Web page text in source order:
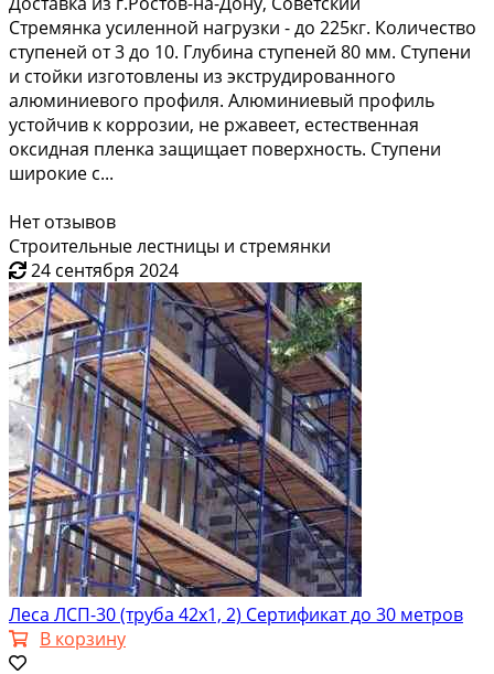
Стремянка усиленной нагрузки - до 225кг. Количество
ступеней от 3 до 10. Глубина ступеней 80 мм. Ступени
и стойки изготовлены из экструдированного
алюминиевого профиля. Алюминиевый профиль
устойчив к коррозии, не ржавеет, естественная
оксидная пленка защищает поверхность. Ступени
широкие с...
Нет отзывов
Строительные лестницы и стремянки
24 сентября 2024
Леса ЛСП-30 (труба 42х1, 2) Сертификат до 30 метров
В корзину